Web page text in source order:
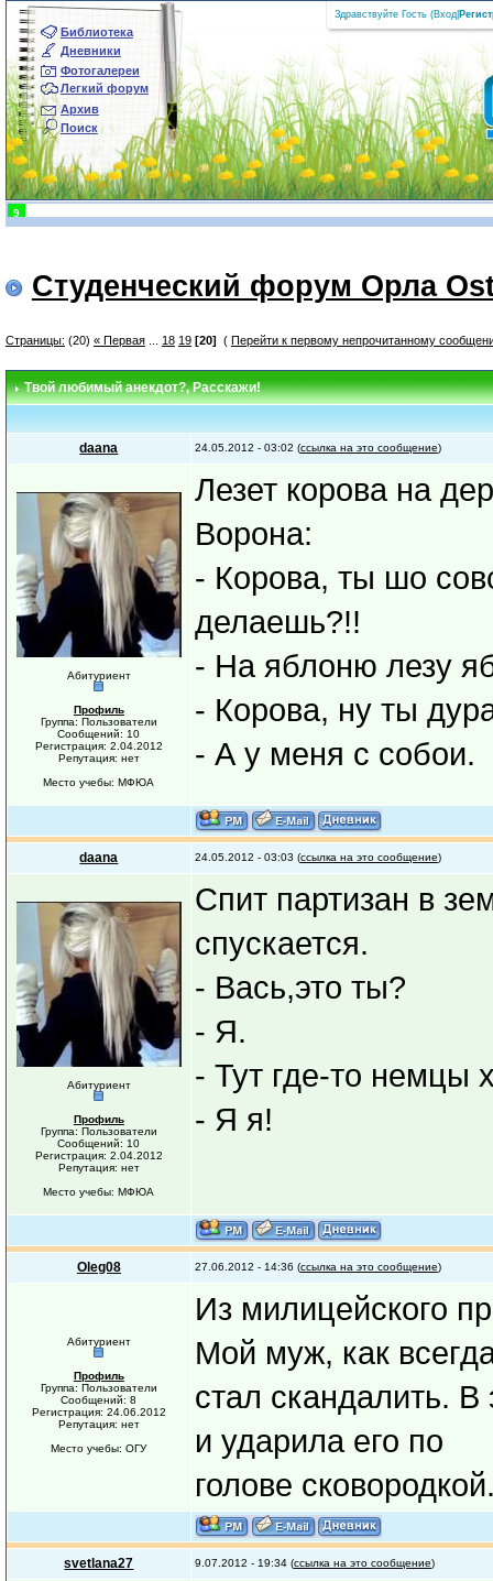
Библиотека
Дневники
Фотогалереи
Легкий форум
Архив
Поиск
Здравствуйте Гость (Вход
9
Студенческий форум Орла
Страницы: (20) « Первая... 18 19 [20] ( Перейти к первому непрочитанному
Твой любимый анекдот?, Расскажи!
daana 24.05.2012 - 03:02 (ссылка на это сообщение)
Абитуриент
Профиль
Группа: Пользователи
Сообщений: 10
Регистрация: 2.04.2012
Репутация: нет
Место учебы: МФЮА
Лезет корова на
Ворона:
- Корова, ты шо
делаешь?!!
- На яблоню лезу
- Корова, ну ты
- А у меня с собои.
daana 24.05.2012 - 03:03 (ссылка на это сообщение)
Абитуриент
Профиль
Группа: Пользователи
Сообщений: 10
Регистрация: 2.04.2012
Репутация: нет
Место учебы: МФЮА
Спит партизан в
спускается.
- Вась,это ты?
- Я.
- Тут где-то немцы
- Я я!
Oleg08 27.06.2012 - 14:36 (ссылка на это сообщение)
Абитуриент
Профиль
Группа: Пользователи
Сообщений: 8
Регистрация: 24.06.2012
Репутация: нет
Место учебы: ОГУ
Из милицейского
Мой муж, как
стал скандалить.
и ударила его по
голове
svetlana27 9.07.2012 - 19:34 (ссылка на это сообщение)